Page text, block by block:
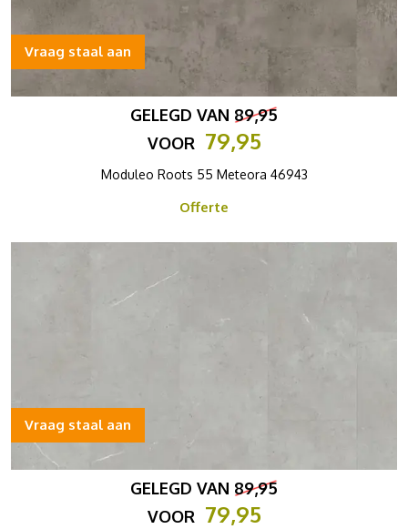
GELEGD VAN 89,95
VOOR 79,95
Moduleo Roots 55 Meteora 46943
Offerte
Vraag staal aan
GELEGD VAN 89,95
VOOR 79,95
Vraag staal aan